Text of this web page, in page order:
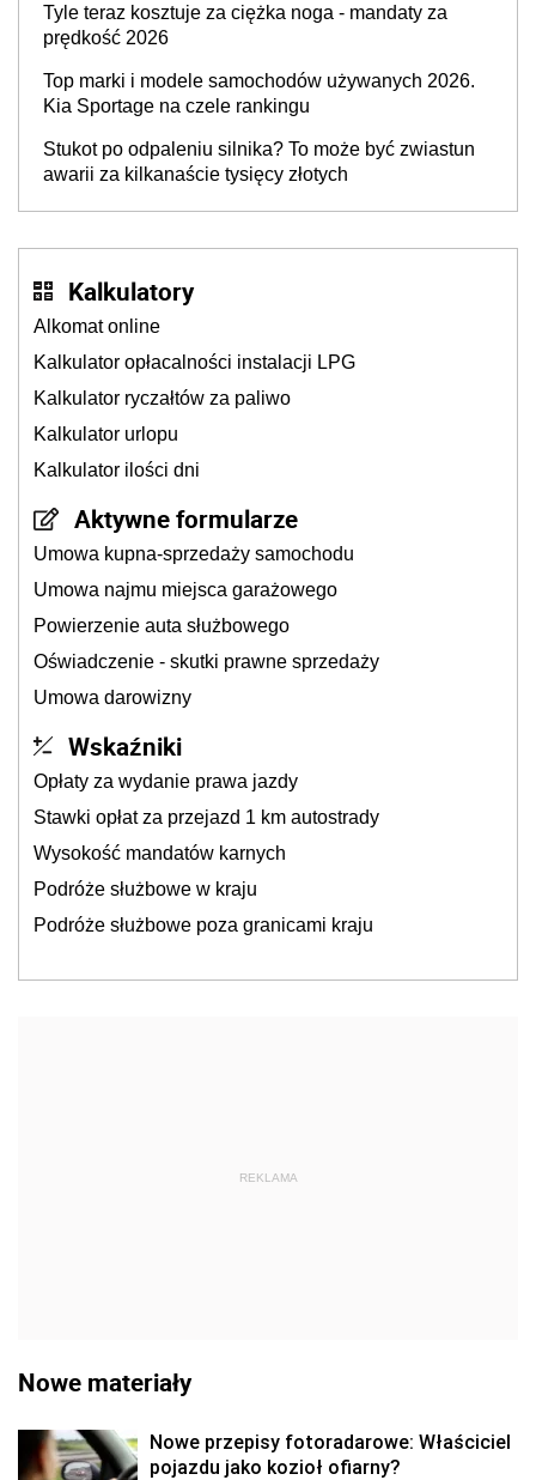
Tyle teraz kosztuje za ciężka noga - mandaty za
prędkość 2026
Top marki i modele samochodów używanych 2026.
Kia Sportage na czele rankingu
Stukot po odpaleniu silnika? To może być zwiastun
awarii za kilkanaście tysięcy złotych
Kalkulatory
Alkomat online
Kalkulator opłacalności instalacji LPG
Kalkulator ryczałtów za paliwo
Kalkulator urlopu
Kalkulator ilości dni
Aktywne formularze
Umowa kupna-sprzedaży samochodu
Umowa najmu miejsca garażowego
Powierzenie auta służbowego
Oświadczenie - skutki prawne sprzedaży
Umowa darowizny
Wskaźniki
Opłaty za wydanie prawa jazdy
Stawki opłat za przejazd 1 km autostrady
Wysokość mandatów karnych
Podróże służbowe w kraju
Podróże służbowe poza granicami kraju
REKLAMA
Nowe materiały
Nowe przepisy fotoradarowe: Właściciel
pojazdu jako kozioł ofiarny?